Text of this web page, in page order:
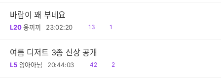
바람이 꽤 부네요
L20 웅끼끼 23:02:20
읽
13
댓1
여름 디저트 3종 신상 공개
L5 양아아님 20:44:03
읽
42
댓
2